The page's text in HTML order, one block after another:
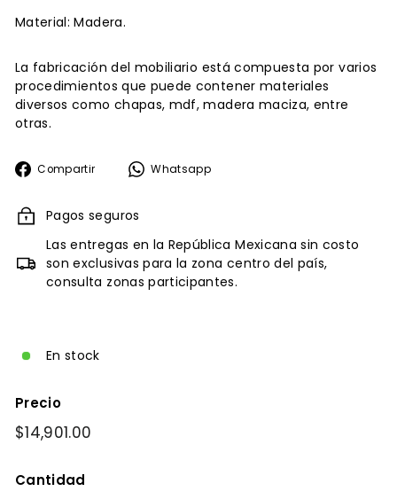
Material: Madera.
La fabricación del mobiliario está compuesta por varios
procedimientos que puede contener materiales
diversos como chapas, mdf, madera maciza, entre
otras.
Compartir
CompartirWhatsapp
Pagos seguros
Las entregas en la República Mexicana sin costo
son exclusivas para la zona centro del país,
consulta zonas participantes.
En stock
Precio
Precio
$14,901.00
Cantidad